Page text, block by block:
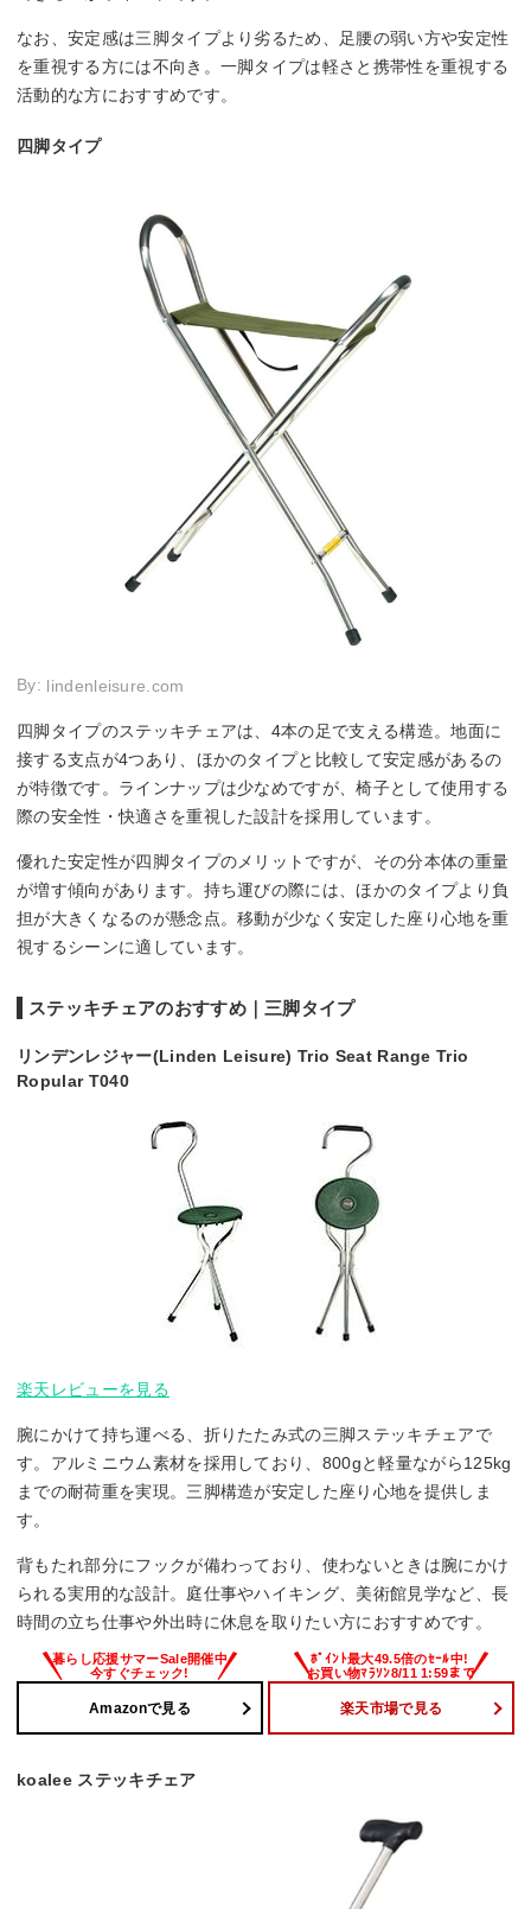
なお、安定感は三脚タイプより劣るため、足腰の弱い方や安定性
を重視する方には不向き。一脚タイプは軽さと携帯性を重視する
活動的な方におすすめです。
四脚タイプ
By: lindenleisure.com
四脚タイプのステッキチェアは、4本の足で支える構造。地面に
接する支点が4つあり、ほかのタイプと比較して安定感があるの
が特徴です。ラインナップは少なめですが、椅子として使用する
際の安全性・快適さを重視した設計を採用しています。
優れた安定性が四脚タイプのメリットですが、その分本体の重量
が増す傾向があります。持ち運びの際には、ほかのタイプより負
担が大きくなるのが懸念点。移動が少なく安定した座り心地を重
視するシーンに適しています。
ステッキチェアのおすすめ｜三脚タイプ
リンデンレジャー(Linden Leisure) Trio Seat Range Trio
Ropular T040
楽天レビューを見る
腕にかけて持ち運べる、折りたたみ式の三脚ステッキチェアで
す。アルミニウム素材を採用しており、800gと軽量ながら125kg
までの耐荷重を実現。三脚構造が安定した座り心地を提供しま
す。
背もたれ部分にフックが備わっており、使わないときは腕にかけ
られる実用的な設計。庭仕事やハイキング、美術館見学など、長
時間の立ち仕事や外出時に休息を取りたい方におすすめです。
Amazonで見る 楽天市場で見る
koalee ステッキチェア